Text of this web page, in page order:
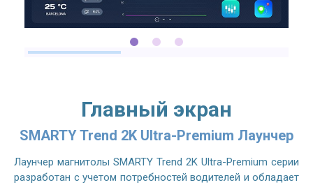
Главный экран
SMARTY Trend 2K Ultra-Premium Лаунчер
Лаунчер магнитолы SMARTY Trend 2K Ultra-Premium серии
разработан с учетом потребностей водителей и обладает